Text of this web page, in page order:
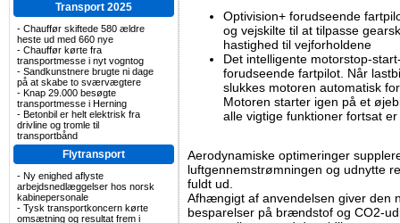
Transport 2025
- Chauffør skiftede 580 ældre
heste ud med 660 nye
- Chauffør kørte fra
transportmesse i nyt vogntog
- Sandkunstnere brugte ni dage
på at skabe to sværvægtere
- Knap 29.000 besøgte
transportmesse i Herning
- Betonbil er helt elektrisk fra
drivline og tromle til
transportbånd
Flytransport
- Ny enighed aflyste
arbejdsnedlæggelser hos norsk
kabinepersonale
- Tysk transportkoncern kørte
omsætning og resultat frem i
Optivision+ forudseende
og vejskilte til at tilpasse
hastighed til vejforholdene
Det intelligente motorstop-
forudseende fartpilot. Når
slukkes motoren automatisk
Motoren starter igen på et
alle vigtige funktioner fortsat er
Aerodynamiske optimeringer
luftgennemstrømningen og udnytte
fuldt ud.
Afhængigt af anvendelsen giver den
besparelser på brændstof og CO2-